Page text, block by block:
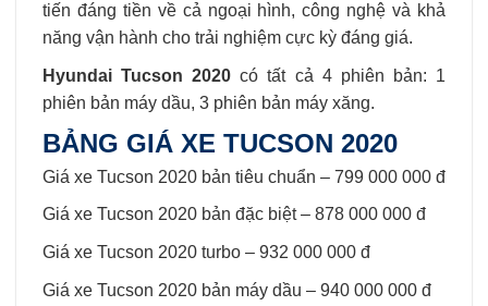
tiến đáng tiền về cả ngoại hình, công nghệ và khả
năng vận hành cho trải nghiệm cực kỳ đáng giá.
Hyundai Tucson 2020 có tất cả 4 phiên bản: 1
phiên bản máy dầu, 3 phiên bản máy xăng.
BẢNG GIÁ XE TUCSON 2020
Giá xe Tucson 2020 bản tiêu chuẩn – 799 000 000 đ
Giá xe Tucson 2020 bản đặc biệt – 878 000 000 đ
Giá xe Tucson 2020 turbo – 932 000 000 đ
Giá xe Tucson 2020 bản máy dầu – 940 000 000 đ